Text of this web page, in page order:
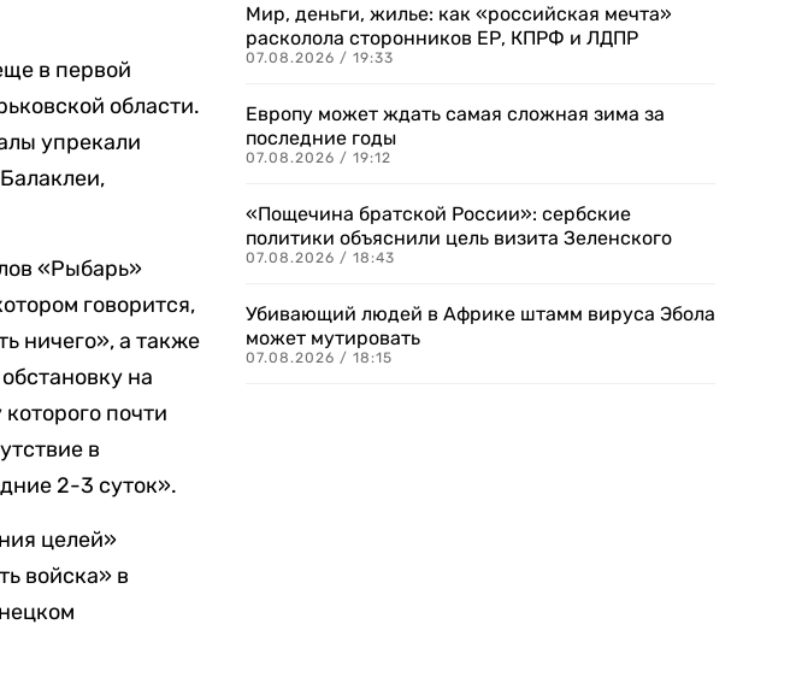
в первой
области.
упрекали
«Рыбарь»
говорится,
ничего», а также
на
почти
в
2-3 суток».
целей»
войска» в
Мир, деньги, жилье: как «российская мечта»
расколола сторонников ЕР, КПРФ и ЛДПР
07.08.2026 / 19:33
Европу может ждать самая сложная зима за
последние годы
07.08.2026 / 19:12
«Пощечина братской России»: сербские
политики объяснили цель визита Зеленского
07.08.2026 / 18:43
Убивающий людей в Африке штамм вируса Эбола
может мутировать
07.08.2026 / 18:15